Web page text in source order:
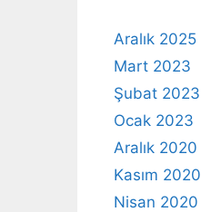
Aralık 2025
Mart 2023
Şubat 2023
Ocak 2023
Aralık 2020
Kasım 2020
Nisan 2020